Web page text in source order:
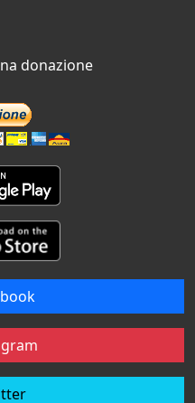
donazione